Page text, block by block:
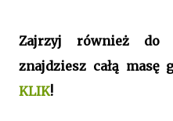
Zajrzyj również do
znajdziesz całą
KLIK!